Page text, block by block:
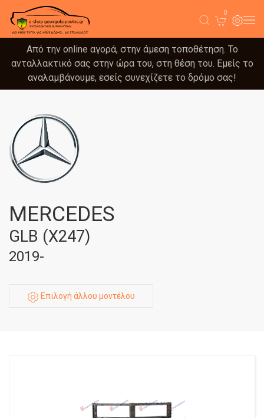
0
Από την online αγορά, στην άμεση τοποθέτηση. Το
ανταλλακτικό σας στην ώρα του, στη θέση του. Εμείς το
αναλαμβάνουμε, εσείς συνεχίζετε το δρόμο σας!
MERCEDES
GLB (X247)
2019-
Επιλογή άλλου μοντέλου